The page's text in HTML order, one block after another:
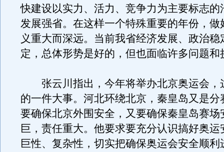
快建设以实力、活力、竞争力为主要标志的
发展强省。在这样一个特殊重要的年份，做
义重大而深远。当前我省经济发展、政治稳
定，总体形势是好的，但也面临许多问题和
张云川指出，今年将举办北京奥运会，
的一件大事。河北环绕北京，秦皇岛又是分
要确保北京外围安全，又要确保秦皇岛赛场
巨，责任重大。他要求要充分认识搞好奥运
巨性、复杂性，切实把确保奥运会安全顺利